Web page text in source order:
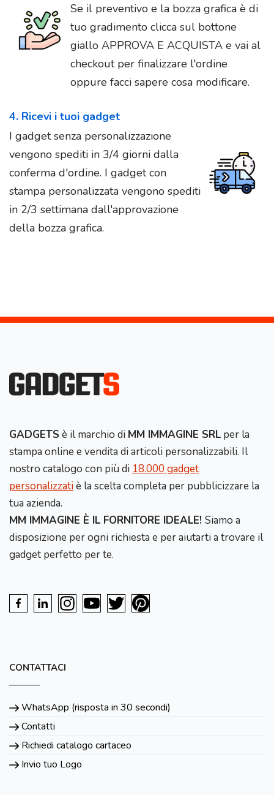
Se il preventivo e la bozza grafica è di
tuo gradimento clicca sul bottone
giallo APPROVA E ACQUISTA e vai al
checkout per finalizzare l'ordine
oppure facci sapere cosa modificare.
4. Ricevi i tuoi gadget
I gadget senza personalizzazione
vengono spediti in 3/4 giorni dalla
conferma d'ordine. I gadget con
stampa personalizzata vengono spediti
in 2/3 settimana dall'approvazione
della bozza grafica.
GADGETS è il marchio di MM IMMAGINE SRL per la
stampa online e vendita di articoli personalizzabili. Il
nostro catalogo con più di 18.000 gadget
personalizzatiè la scelta completa per pubblicizzare la
tua azienda.
MM IMMAGINE È IL FORNITORE IDEALE! Siamo a
disposizione per ogni richiesta e per aiutarti a trovare il
gadget perfetto per te.
CONTATTACI
WhatsApp (risposta in 30 secondi)
Contatti
Richiedi catalogo cartaceo
Invio tuo Logo